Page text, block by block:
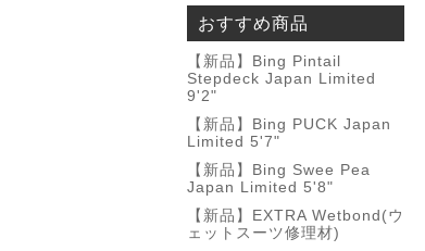
おすすめ商品
【新品】Bing Pintail
Stepdeck Japan Limited
9'2"
【新品】Bing PUCK Japan
Limited 5'7"
【新品】Bing Swee Pea
Japan Limited 5'8"
【新品】EXTRA Wetbond(ウ
ェットスーツ修理材)